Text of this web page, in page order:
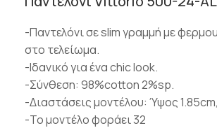
-Παντελόνι σε slim γραμμή με
στο τελείωμα.
-Ιδανικό για ένα chic look.
-Σύνθεση: 98%cotton 2%sp.
-Διαστάσεις μοντέλου: Ύψος
-Το μοντέλο φοράει 32